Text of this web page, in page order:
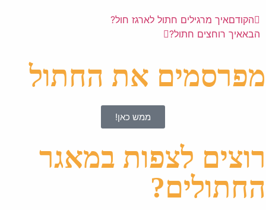
הקודםאיך מרגילים חתול לארגז חול?
הבאאיך רוחצים חתול?
מפרסמים את החתול
ממש כאן!
רוצים לצפות במאגר
החתולים?